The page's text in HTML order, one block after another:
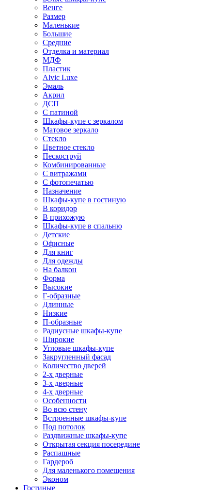
Венге
Размер
Маленькие
Большие
Средние
Отделка и материал
МДФ
Пластик
Alvic Luxe
Эмаль
Акрил
ДСП
С патиной
Шкафы-купе с зеркалом
Матовое зеркало
Стекло
Цветное стекло
Пескоструй
Комбинированные
С витражами
С фотопечатью
Назначение
Шкафы-купе в гостиную
В коридор
В прихожую
Шкафы-купе в спальню
Детские
Офисные
Для книг
Для одежды
На балкон
Форма
Высокие
Г-образные
Длинные
Низкие
П-образные
Радиусные шкафы-купе
Широкие
Угловые шкафы-купе
Закругленный фасад
Количество дверей
2-х дверные
3-х дверные
4-х дверные
Особенности
Во всю стену
Встроенные шкафы-купе
Под потолок
Раздвижные шкафы-купе
Открытая секция посередине
Распашные
Гардероб
Для маленького помещения
Эконом
Гостиные